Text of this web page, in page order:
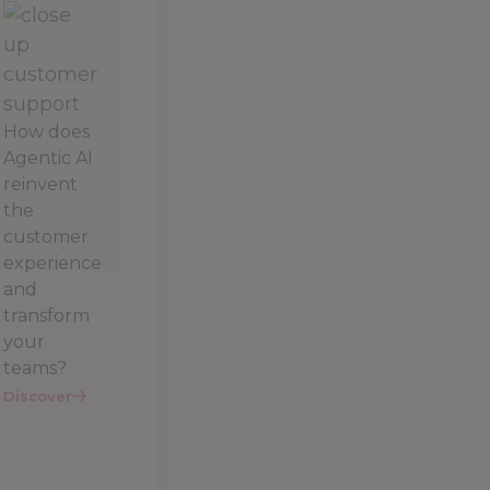
How does
Agentic AI
reinvent
the
customer
experience
and
transform
your
teams?
Discover